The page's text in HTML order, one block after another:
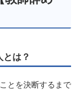
は？
とを決断するまで